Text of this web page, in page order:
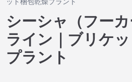
シーシャ（フー
ライン｜ブリケ
プラント